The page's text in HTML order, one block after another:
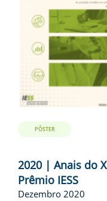
PÔSTER
2020 | Anais do X
Prêmio IESS
Dezembro 2020